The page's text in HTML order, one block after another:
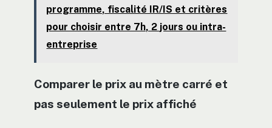
programme, fiscalité IR/IS et critères
pour choisir entre 7h, 2 jours ou intra-
entreprise
Comparer le prix au mètre carré et
pas seulement le prix affiché